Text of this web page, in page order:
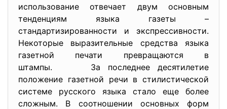
использование отвечает двум основным
тенденциям языка газеты –
стандартизированности и экспрессивности.
Некоторые выразительные средства языка
газетной печати превращаются в
штампы. За последнее десятилетие
положение газетной речи в стилистической
системе русского языка стало еще более
сложным. В соотношении основных форм